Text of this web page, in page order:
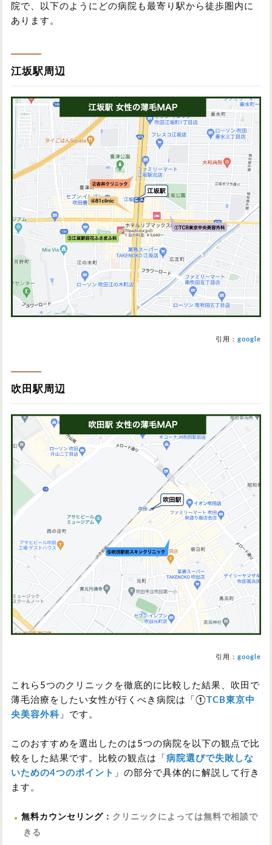
院で、以下のようにどの病院も最寄り駅から徒歩圏内に
あります。
江坂駅周辺
引用： google
吹田駅周辺
引用： google
これら5つのクリニックを徹底的に比較した結果、吹田で
薄毛治療をしたい女性が行くべき病院は「①TCB東京中
央美容外科 」です。
このおすすめを選出したのは5つの病院を以下の観点で比
較をした結果です。比較の観点は「 病院選びで失敗しな
いための4つのポイント 」の部分で具体的に解説して行き
ます。
無料カウンセリング ： クリニックによっては無料で相談で
きる